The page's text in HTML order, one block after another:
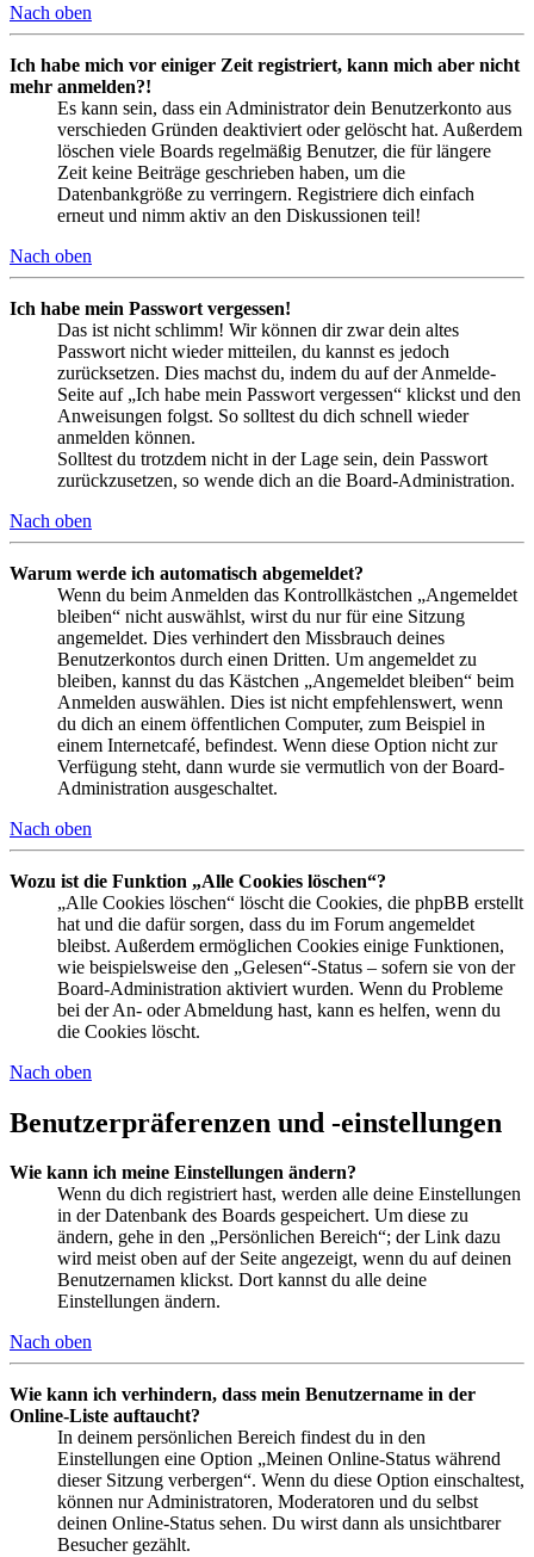
Nach oben
Ich habe mich vor einiger Zeit registriert, kann mich aber nicht
mehr anmelden?!
Es kann sein, dass ein Administrator dein Benutzerkonto aus
verschieden Gründen deaktiviert oder gelöscht hat. Außerdem
löschen viele Boards regelmäßig Benutzer, die für längere
Zeit keine Beiträge geschrieben haben, um die
Datenbankgröße zu verringern. Registriere dich einfach
erneut und nimm aktiv an den Diskussionen teil!
Nach oben
Ich habe mein Passwort vergessen!
Das ist nicht schlimm! Wir können dir zwar dein altes
Passwort nicht wieder mitteilen, du kannst es jedoch
zurücksetzen. Dies machst du, indem du auf der Anmelde-
Seite auf „Ich habe mein Passwort vergessen“ klickst und den
Anweisungen folgst. So solltest du dich schnell wieder
anmelden können.
Solltest du trotzdem nicht in der Lage sein, dein Passwort
zurückzusetzen, so wende dich an die Board-Administration.
Nach oben
Warum werde ich automatisch abgemeldet?
Wenn du beim Anmelden das Kontrollkästchen „Angemeldet
bleiben“ nicht auswählst, wirst du nur für eine Sitzung
angemeldet. Dies verhindert den Missbrauch deines
Benutzerkontos durch einen Dritten. Um angemeldet zu
bleiben, kannst du das Kästchen „Angemeldet bleiben“ beim
Anmelden auswählen. Dies ist nicht empfehlenswert, wenn
du dich an einem öffentlichen Computer, zum Beispiel in
einem Internetcafé, befindest. Wenn diese Option nicht zur
Verfügung steht, dann wurde sie vermutlich von der Board-
Administration ausgeschaltet.
Nach oben
Wozu ist die Funktion „Alle Cookies löschen“?
„Alle Cookies löschen“ löscht die Cookies, die phpBB erstellt
hat und die dafür sorgen, dass du im Forum angemeldet
bleibst. Außerdem ermöglichen Cookies einige Funktionen,
wie beispielsweise den „Gelesen“-Status – sofern sie von der
Board-Administration aktiviert wurden. Wenn du Probleme
bei der An- oder Abmeldung hast, kann es helfen, wenn du
die Cookies löscht.
Nach oben
Benutzerpräferenzen und -einstellungen
Wie kann ich meine Einstellungen ändern?
Wenn du dich registriert hast, werden alle deine Einstellungen
in der Datenbank des Boards gespeichert. Um diese zu
ändern, gehe in den „Persönlichen Bereich“; der Link dazu
wird meist oben auf der Seite angezeigt, wenn du auf deinen
Benutzernamen klickst. Dort kannst du alle deine
Einstellungen ändern.
Nach oben
Wie kann ich verhindern, dass mein Benutzername in der
Online-Liste auftaucht?
In deinem persönlichen Bereich findest du in den
Einstellungen eine Option „Meinen Online-Status während
dieser Sitzung verbergen“. Wenn du diese Option einschaltest,
können nur Administratoren, Moderatoren und du selbst
deinen Online-Status sehen. Du wirst dann als unsichtbarer
Besucher gezählt.